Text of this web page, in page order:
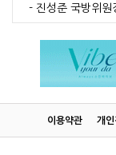
이용약관 개인